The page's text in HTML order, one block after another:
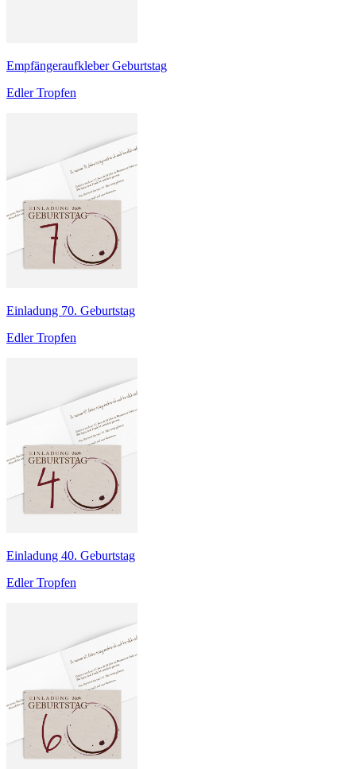
Empfängeraufkleber Geburtstag
Edler Tropfen
Einladung 70. Geburtstag
Edler Tropfen
Einladung 40. Geburtstag
Edler Tropfen